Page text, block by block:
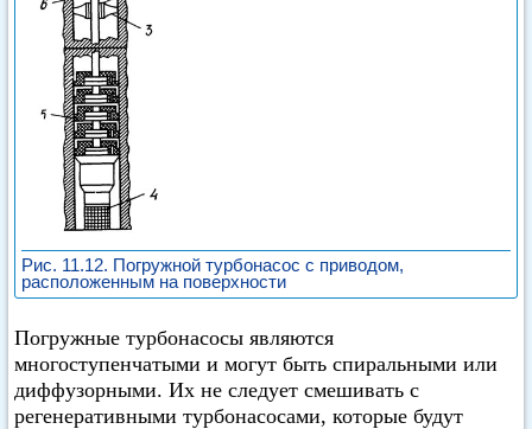
Рис. 11.12. Погружной турбонасос с приводом,
расположенным на поверхности
Погружные турбонасосы являются
многоступенчатыми и могут быть спиральными или
диффузорными. Их не следует смешивать с
регенеративными турбонасосами, которые будут